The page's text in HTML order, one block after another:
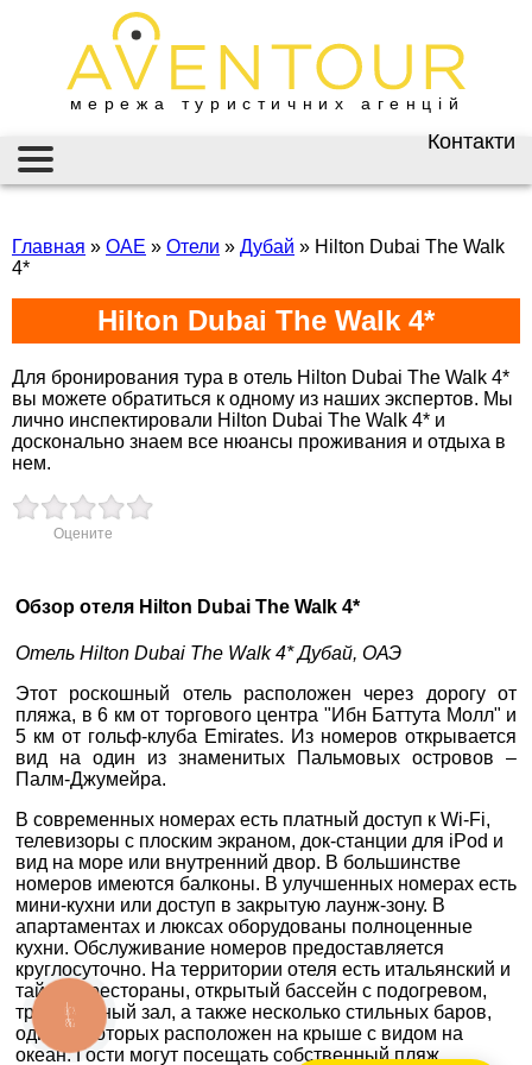
мережа туристичних агенцій
Контакти
Київ
Васильківська 34
+38 (099) 180-32-43,
+38 (093) 180-32-43
0800 33 01 80
kyiv@aventour.ua
Пн. - Пт. 9:00 - 18:00
Сб 10:00 - 15:00
Дніпро
вул. Старокозацька
+38 (067) 180-32-43
+38 (093) 180-32-43
0800 33 01 80
dp_city@aventour.ua
Сб 10:00 - 15:00
Запоріжжя
пр. Соборний 216
+38 (067) 180-32-43
+38 (099) 180-32-43
+38 (093) 180-32-43
AVENTOUR / АВЕНТУР
ІНФОРМАЦІЯ
ВІЗИ
НАЙКРАЩІ ПРОПОЗИЦІЇ
ВАКАНСІЇ
Главная » ОАЕ » Отели » Дубай » Hilton Dubai The Walk
4*
Hilton Dubai The Walk 4*
Для бронирования тура в отель Hilton Dubai The Walk 4*
вы можете обратиться к одному из наших экспертов. Мы
лично инспектировали Hilton Dubai The Walk 4* и
досконально знаем все нюансы проживания и отдыха в
нем.
Оцените
Обзор отеля Hilton Dubai The Walk 4*
Отель Hilton Dubai The Walk 4* Дубай, ОАЭ
Этот роскошный отель расположен через дорогу от
пляжа, в 6 км от торгового центра "Ибн Баттута Молл" и
5 км от гольф-клуба Emirates. Из номеров открывается
вид на один из знаменитых
Пальмовых островов –
Палм-Джумейра.
В современных номерах есть платный доступ к Wi-Fi,
телевизоры с плоским экраном, док-станции для iPod и
вид на море или внутренний двор. В большинстве
номеров имеются балконы. В улучшенных номерах есть
мини-кухни или доступ в закрытую лаунж-зону. В
апартаментах и люксах оборудованы полноценные
кухни. Обслуживание номеров предоставляется
круглосуточно. На территории отеля есть итальянский и
тайский рестораны, открытый бассейн с подогревом,
тренажерный зал, а также несколько стильных баров,
один из которых расположен на крыше с видом на
океан. Гости могут посещать собственный пляж.
*ВАШЕ ІМ'Я
ТЕЛЕФОН
ДЕ ПРОЖИВАЄТЕ
ПРИМІТКИ
*поля обов'язкові для
КНОПКА
ЗВ'ЯЗКУ